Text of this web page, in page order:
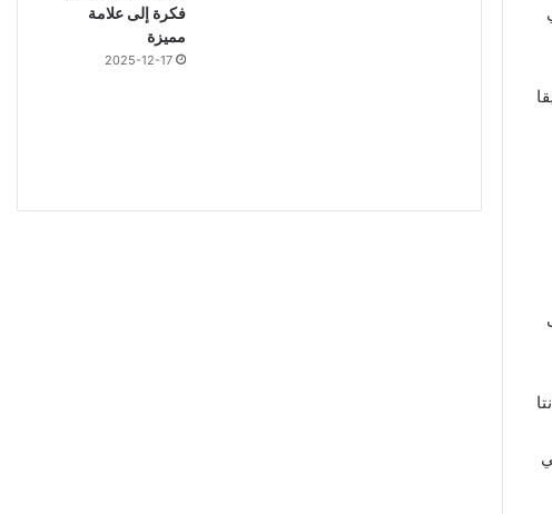
سانتا
فكرة إلى علامة
مميزة
2025-12-17